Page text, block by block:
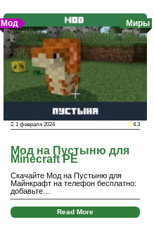
Мод Миры
1 февраля 2024 4.3
Мод на Пустыню для
Minecraft PE
Скачайте Мод на Пустыню для
Майнкрафт на телефон бесплатно:
добавьте…
Read More